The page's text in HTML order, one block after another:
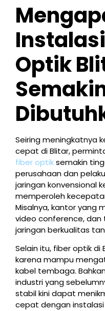
Optik
Seiring meningkatnya
cepat di Blitar,
fiber optiksemakin
perusahaan dan
jaringan konvensional
memperoleh
Misalnya, kantor yang
video conference, dan
jaringan berkualitas
Selain itu, fiber optik di
karena mampu
kabel tembaga.
industri yang
stabil kini dapat
cepat dengan